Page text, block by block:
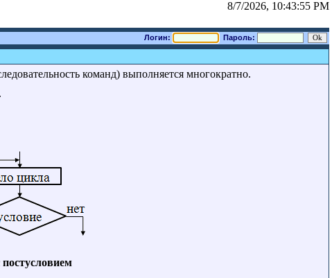
8/7/2026, 10:43:55 PM
Логин: Пароль:
команд) выполняется многократно.